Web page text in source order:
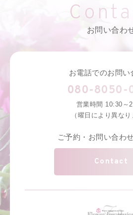
お問い合わ
お電話でのお問い
080-8050-
営業時間 10:30～
（曜日により異なり
ご予約・お問い合わ
Contact